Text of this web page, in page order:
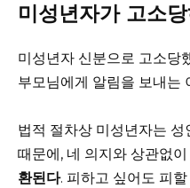
미성년자가 고소
미성년자 신분으로 고소당
부모님에게 알림을 보내는
법적 절차상 미성년자는 성
때문에, 네 의지와 상관없
환된다. 피하고 싶어도 피